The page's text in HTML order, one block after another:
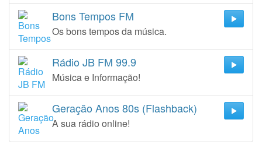
Bons Tempos FM
Os bons tempos da música.
Rádio JB FM 99.9
Música e Informação!
Geração Anos 80s (Flashback)
A sua rádio online!